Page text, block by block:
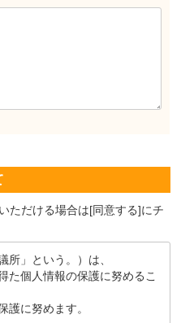
ただける場合は[同意する]にチ
所」という。）は、
た個人情報の保護に努めるこ
護に努めます。